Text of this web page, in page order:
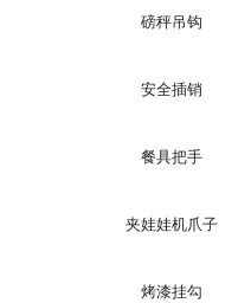
磅秤吊钩
安全插销
餐具把手
夹娃娃机爪子
烤漆挂勾